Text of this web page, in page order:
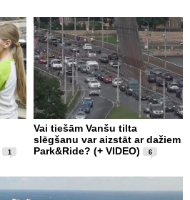
1
Vai tiešām Vanšu tilta
slēgšanu var aizstāt ar dažiem
Park&Ride? (+ VIDEO)
6